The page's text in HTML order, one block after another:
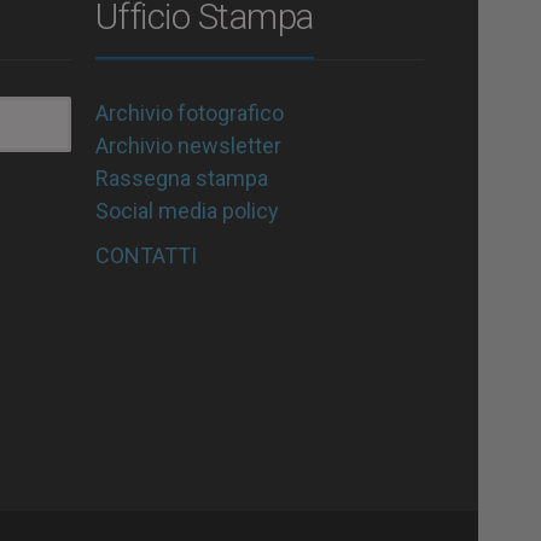
Ufficio Stampa
Archivio fotografico
Archivio newsletter
Rassegna stampa
Social media policy
CONTATTI